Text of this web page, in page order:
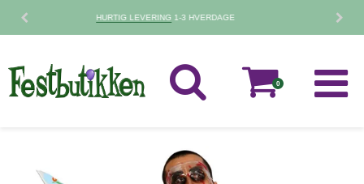
30 DAGES FORTRYDELSESRET
0